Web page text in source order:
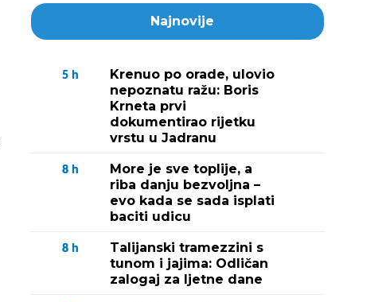
Najnovije
5 h
Krenuo po orade, ulovio
nepoznatu ražu: Boris
Krneta prvi
dokumentirao rijetku
vrstu u Jadranu
8 h
More je sve toplije, a
riba danju bezvoljna –
evo kada se sada isplati
baciti udicu
8 h
Talijanski tramezzini s
tunom i jajima: Odličan
zalogaj za ljetne dane